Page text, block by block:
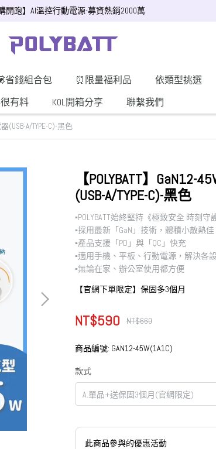
購開跑】AI溫控行動電源-募資熱銷2000萬
省錢組合包 ⏰限量福利品 依類型挑選
有料
KOL開箱分享 聯繫我們
(USB-A/TYPE-C)-黑色
【POLYBATT】
(USB-A/TYPE-C)-黑色
▪︎POLYBATT始終堅持《極致安全 時刻守
▪︎採用最新「GaN」技術，體積小散熱佳
▪︎產品支援「PD」與「QC」快充
▪︎適用手機、平板、行動電源，解決各
▪︎無論在家、辦公室使用都方便
【官網下單限定】保固多3個月
NT$590 NT$660
商品編號: GAN12-45W(1A1C)
款式
此商品參與的優惠活動